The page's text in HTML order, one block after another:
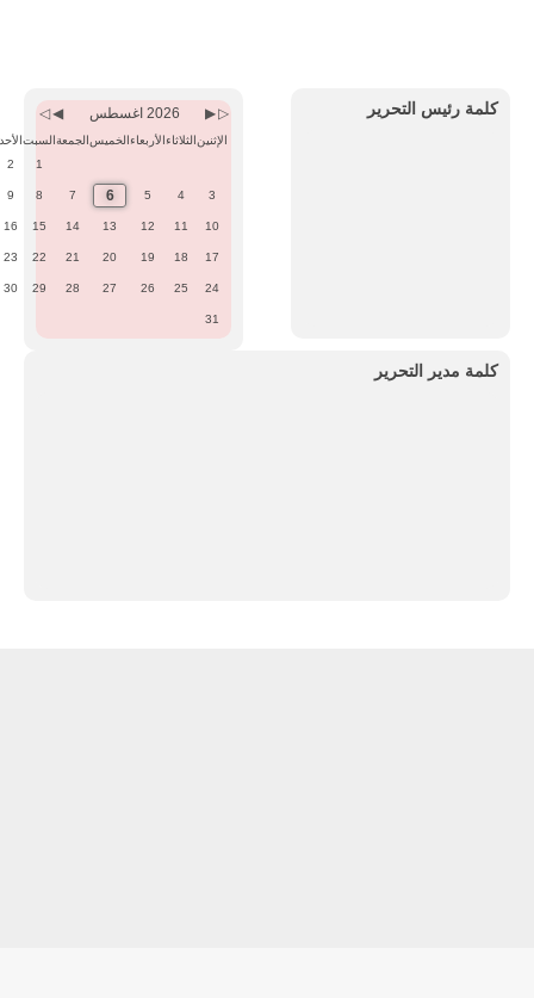
كلمة رئيس التحرير
Month
Year
Month2026 اغسطس
الإثنين الثلاثاء الأربعاء الخميس الجمعة السبت الأحد
1
2
3
4
5
6
7
8
9
10
11
12
13
14
15
16
17
18
19
20
21
22
23
24
25
26
27
28
29
30
31
كلمة مدير التحرير